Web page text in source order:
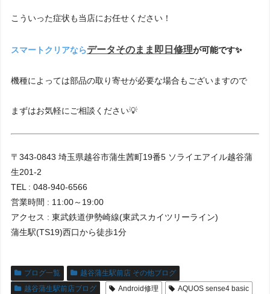
こういった症状も当店にお任せください！
スマートクリアならデータそのまま 即日修理が可能です✨
機種によっては部品の取り寄せが必要な場合もございますので
まずはお気軽にご相談ください💡
〒343-0843 埼玉県越谷市蒲生茜町19番5 ソライエアイル越谷蒲
生201-2
TEL : 048-940-6566
営業時間 : 11:00～19:00
アクセス : 東武鉄道伊勢崎線(東武スカイツリーライン)
蒲生駅(TS19)西口から徒歩1分
ブログ一覧
越谷蒲生駅前店 その他ブログ
越谷蒲生駅前店ブログ
Android修理
AQUOS sense4 basic